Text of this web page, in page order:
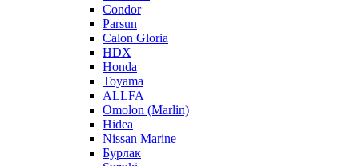
Condor
Parsun
Calon Gloria
HDX
Honda
Toyama
ALLFA
Omolon (Marlin)
Hidea
Nissan Marine
Бурлак